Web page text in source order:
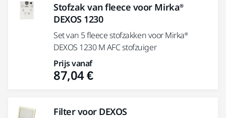
Stofzak van fleece voor Mirka®
DEXOS 1230
Set van 5 fleece stofzakken voor Mirka®
DEXOS 1230 M AFC stofzuiger
Prijs vanaf
87,04 €
Filter voor DEXOS